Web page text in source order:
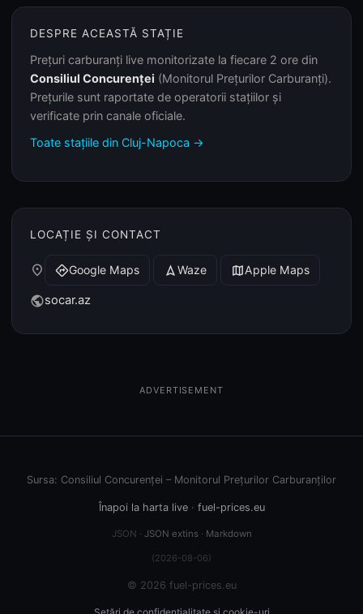
DESPRE ACEASTĂ STAȚIE
Prețuri carburanți live monitorizate la fiecare 2 ore din
Consiliul Concurenței (Monitorul Prețurilor Carburanți).
Prețurile sunt raportate de operatorii stațiilor și
verificate prin canale oficiale.
Toate stațiile din Cluj-Napoca →
LOCAȚIE ȘI CONTACT
place directionsGoogle Maps navigation Waze mapApple Maps
publicsocar.az
ADVERTISEMENT
Sursa: Consiliul Concurenței – Monitorul Prețurilor Carburanților
Înapoi la harta live· fuel-prices.eu
JSON · JSON extins· Markdown
(2026-08-06)
© 2026 fuel-prices.eu